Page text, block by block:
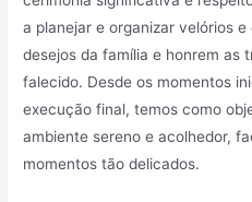
a planejar e organizar velórios
desejos da família e honrem as
falecido. Desde os momentos
execução final, temos como
ambiente sereno e acolhedor,
momentos tão delicados.